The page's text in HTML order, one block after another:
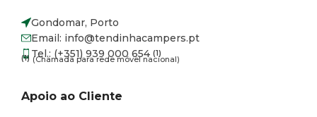
Gondomar, Porto
Email: info@tendinhacampers.pt
Tel.: (+351) 939 000 654 (1)
(1) (Chamada para rede móvel nacional)
Apoio ao Cliente